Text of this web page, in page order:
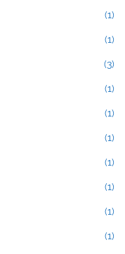
(1)
(1)
(3)
(1)
(1)
(1)
(1)
(1)
(1)
(1)